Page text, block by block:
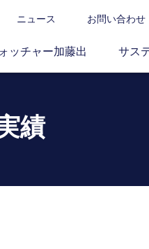
ニュース お問い合わせ
ッチャー加藤出 サス
績